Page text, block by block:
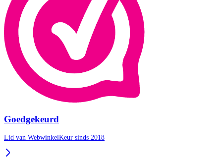
Goedgekeurd
Lid van WebwinkelKeur sinds 2018